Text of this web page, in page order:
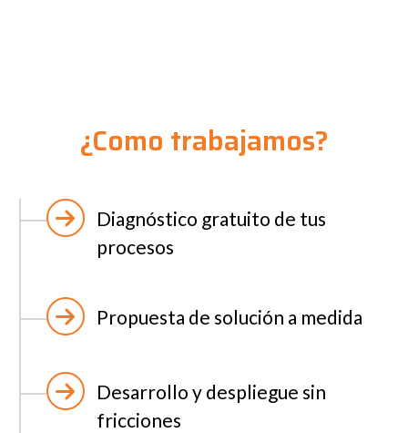
¿Como trabajamos?
Diagnóstico gratuito de tus
procesos
Propuesta de solución a medida
Desarrollo y despliegue sin
fricciones